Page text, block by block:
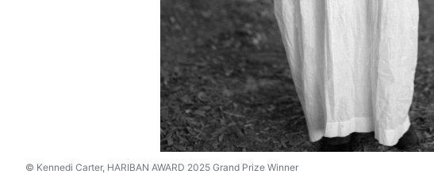
© Kennedi Carter, HARIBAN AWARD 2025 Grand Prize Winner